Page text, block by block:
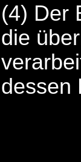
(4) Der
die
dessen